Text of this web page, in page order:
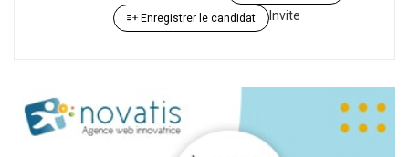
Enregistrer le candidat Invite